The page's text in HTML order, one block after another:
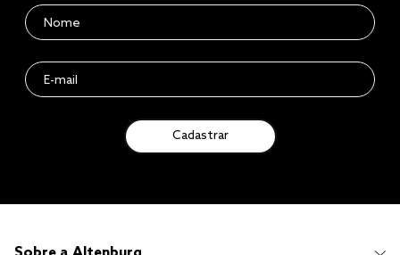
Cadastrar